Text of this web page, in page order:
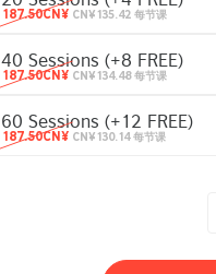
187.50CN¥ CN¥135.42 每节课
40 Sessions (+8 FREE)
187.50CN¥ CN¥134.48 每节课
60 Sessions (+12 FREE)
187.50CN¥ CN¥130.14 每节课